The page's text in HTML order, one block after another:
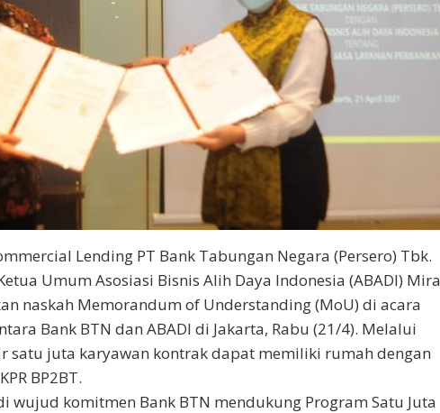
Lending PT Bank Tabungan Negara (Persero) Tbk.
Umum Asosiasi Bisnis Alih Daya Indonesia (ABADI) Mira
naskah Memorandum of Understanding (MoU) di acara
Bank BTN dan ABADI di Jakarta, Rabu (21/4). Melalui
satu juta karyawan kontrak dapat memiliki rumah dengan
BP2BT.
wujud komitmen Bank BTN mendukung Program Satu Juta